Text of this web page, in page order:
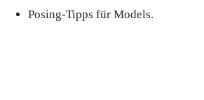
Posing-Tipps für Models.